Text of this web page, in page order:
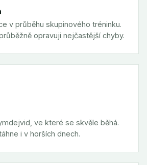
v průběhu skupinového tréninku.
opravuji nejčastější chyby.
ve které se skvěle běhá.
i v horších dnech.